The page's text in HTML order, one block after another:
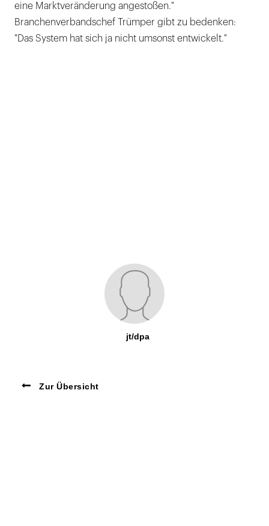
eine Marktveränderung angestoßen."
Branchenverbandschef Trümper gibt zu bedenken:
"Das System hat sich ja nicht umsonst entwickelt."
jt/dpa
Zur Übersicht